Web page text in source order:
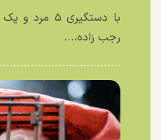
با دستگیری
رجب زاده،...